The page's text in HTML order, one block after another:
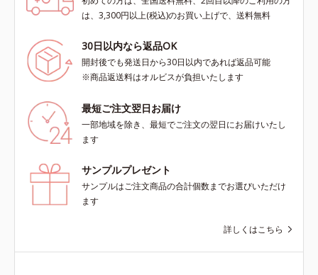
は、3,300円以上(税込)のお買い上げで、送料無料
30日以内なら返品OK
開封後でも発送日から30日以内であれば返品可能
※商品返送料はオルビスが負担いたします
最短ご注文翌日お届け
一部地域を除き、最短でご注文の翌日にお届けいたし
ます
サンプルプレゼント
サンプルはご注文商品の合計個数までお選びいただけ
ます
詳しくはこちら